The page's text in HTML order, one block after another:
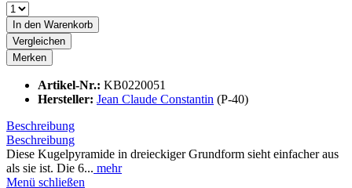
In den Warenkorb
Vergleichen
Merken
Artikel-Nr.: KB0220051
Hersteller: Jean Claude Constantin (P-40)
Beschreibung
Beschreibung
Diese Kugelpyramide in dreieckiger Grundform sieht einfacher aus
als sie ist. Die 6... mehr
Menü schließen